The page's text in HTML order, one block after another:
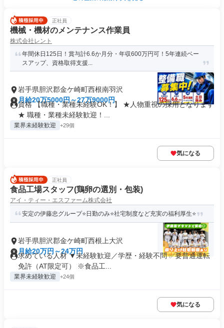
正社員
機械・機材のメンテナンス作業員
株式会社レント
年間休日125日！賞与計6.6か月分・年収600万円可！5年連続ベー
スアップ、資格取得支援...
岩手県胆沢郡金ケ崎町西根南羽沢
月給20万5000円～27万9000円
資格 【職種・業種未経験OK！】 ★人物重視の採用となります
★ 職種・業種未経験歓迎！...
業界未経験歓迎 +29個
気になる
正社員
食品工場スタッフ(鶏卵の選別・包装)
アイ・ティー・エスファーム株式会社
安定の伊藤忠グループ⭐日勤のみ⭐社宅制度など充実の福利厚生⭐
岩手県胆沢郡金ケ崎町西根上大沢
月給20万円～24万円
求めている人材 ▼未経験歓迎／学歴・経験不問 ✅要普通運転
免許（AT限定可） ※食品工...
業界未経験歓迎 +24個
気になる